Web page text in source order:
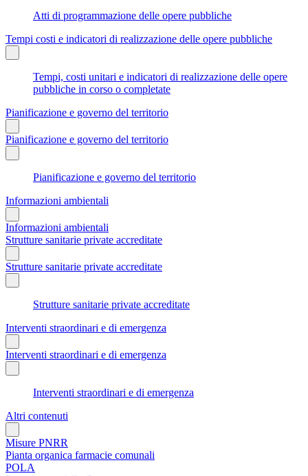
Atti di programmazione delle opere pubbliche
Tempi costi e indicatori di realizzazione delle opere pubbliche
Tempi, costi unitari e indicatori di realizzazione delle opere
pubbliche in corso o completate
Pianificazione e governo del territorio
Pianificazione e governo del territorio
Pianificazione e governo del territorio
Informazioni ambientali
Informazioni ambientali
Strutture sanitarie private accreditate
Strutture sanitarie private accreditate
Strutture sanitarie private accreditate
Interventi straordinari e di emergenza
Interventi straordinari e di emergenza
Interventi straordinari e di emergenza
Altri contenuti
Misure PNRR
Pianta organica farmacie comunali
POLA